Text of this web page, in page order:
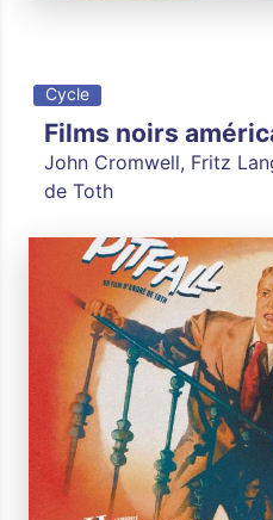
Cycle
Films noirs
John Cromwell, Fritz
de Toth